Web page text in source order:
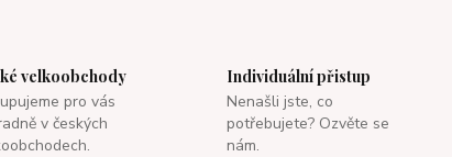
velkoobchody
pro vás
v českých
Individuální přistup
Nenašli jste, co
potřebujete? Ozvěte se
nám.